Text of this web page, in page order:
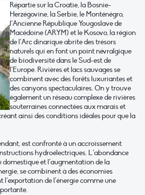
Répartie sur la Croatie, la Bosnie-
Herzégovine, la Serbie, le Monténégro,
l’Ancienne République Yougoslave de
Macédoine (ARYM) et le Kosovo, la région
de l’Arc dinarique abrite des trésors
naturels qui en font un point névralgique
de biodiversité dans le Sud-est de
l’Europe. Rivières et lacs sauvages se
combinent avec des forêts luxuriantes et
des canyons spectaculaires. On y trouve
également un réseau complexe de rivières
souterraines connectées aux marais et
ainsi des conditions idéales pour que la
est confronté à un accroissement
hydroélectriques. L’abondance
domestique et l’augmentation de la
se combinent à des économies
de l’énergie comme une